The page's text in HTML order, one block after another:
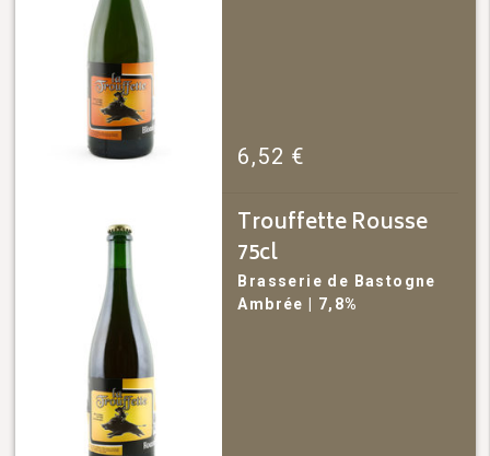
6,52 €
Trouffette Rousse
75cl
Brasserie de Bastogne
Ambrée
| 7,8%